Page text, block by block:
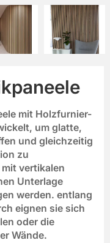
mit Holzfurnier-
um glatte,
und gleichzeitig
zu
vertikalen
Unterlage
werden. entlang
eignen sie sich
oder die
Wände.